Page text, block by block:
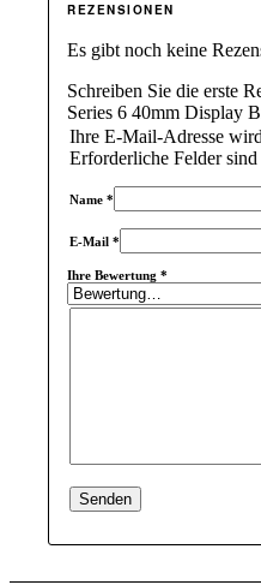
REZENSIONEN
Es gibt noch keine
Schreiben Sie die erste
Series 6 40mm Display
Ihre E-Mail-Adresse
Erforderliche Felder
Name*
E-Mail*
Ihre Bewertung*